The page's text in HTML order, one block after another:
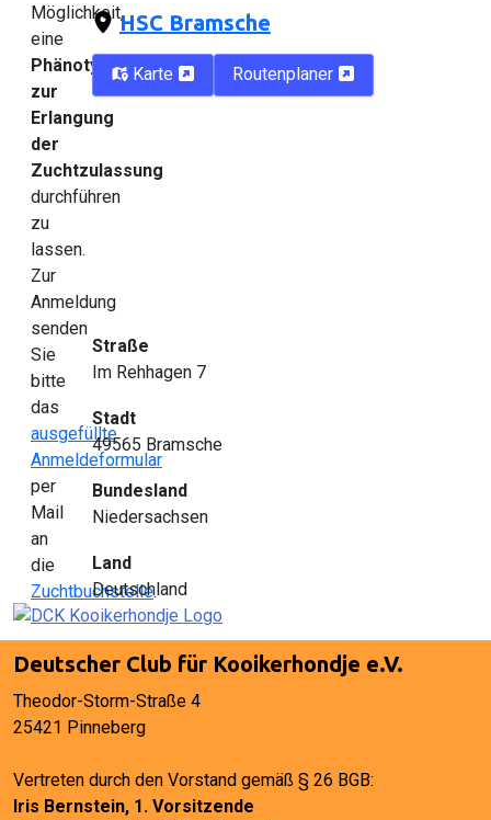
Möglichkeit,
eine
Phänotyperfassung
zur
Erlangung
der
Zuchtzulassung
durchführen
zu
lassen.
Zur
Anmeldung
senden
Sie
bitte
das
ausgefüllte
Anmeldeformular
per
Mail
an
die
Zuchtbuchstelle.
HSC Bramsche
Karte Routenplaner
Straße
Im Rehhagen 7
Stadt
49565 Bramsche
Bundesland
Niedersachsen
Land
Deutschland
Deutscher Club für Kooikerhondje e.V.
Theodor-Storm-Straße 4
25421 Pinneberg
Vertreten durch den Vorstand gemäß § 26 BGB:
Iris Bernstein, 1. Vorsitzende